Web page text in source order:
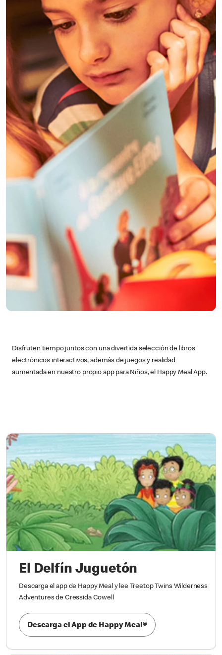
Disfruten tiempo juntos con una divertida selección de libros
electrónicos interactivos, además de juegos y realidad
aumentada en nuestro propio app para Niños, el Happy Meal App.
El Delfín Juguetón
Descarga el app de Happy Meal y lee Treetop Twins Wilderness
Adventures de Cressida Cowell
Descarga el App de Happy Meal®